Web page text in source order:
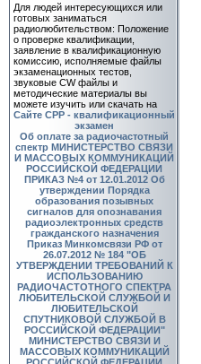
Для людей интересующихся или
готовых заниматься
радиолюбительством: Положение
о проверке квалификации,
заявление в квалификационную
комиссию, исполняемые файлы
экзаменационных тестов,
звуковые CW файлы и
методические материалы вы
можете изучить или скачать на
Сайте СРР - квалификационный
экзамен
Об оплате за радиочастотный
спектр МИНИСТЕРСТВО СВЯЗИ
И МАССОВЫХ КОММУНИКАЦИЙ
РОССИЙСКОЙ ФЕДЕРАЦИИ
ПРИКАЗ №4 от 12.01.2012 Об
утверждении Порядка
образования позывных
сигналов для опознавания
радиоэлектронных средств
гражданского назначения
Приказ Минкомсвязи РФ от
26.07.2012 № 184 "ОБ
УТВЕРЖДЕНИИ ТРЕБОВАНИЙ К
ИСПОЛЬЗОВАНИЮ
РАДИОЧАСТОТНОГО СПЕКТРА
ЛЮБИТЕЛЬСКОЙ СЛУЖБОЙ И
ЛЮБИТЕЛЬСКОЙ
СПУТНИКОВОЙ СЛУЖБОЙ В
РОССИЙСКОЙ ФЕДЕРАЦИИ"
МИНИСТЕРСТВО СВЯЗИ И
МАССОВЫХ КОММУНИКАЦИЙ